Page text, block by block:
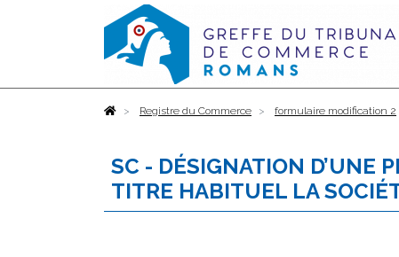
AccueilRegistre du Commerce formulaire modification 2
SC - DÉSIGNATION D’UNE
TITRE HABITUEL LA